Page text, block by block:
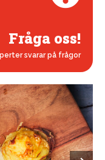
Fråga oss!
svarar på frågor